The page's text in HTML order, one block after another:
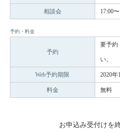
相談会 17:00
予約・料金
予約
要予約
い。
Web予約期限 2020年
料金 無料
お申込み受付けを